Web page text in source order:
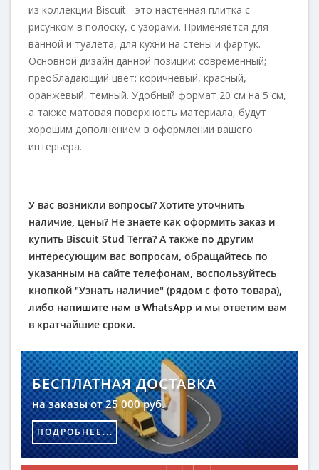
из коллекции Biscuit - это настенная плитка с
рисунком в полоску, с узорами. Применяется для
ванной и туалета, для кухни на стены и фартук.
Основной дизайн данной позиции: современный;
преобладающий цвет: коричневый, красный,
оранжевый, темный. Удобный формат 20 см на 5 см,
а также матовая поверхность материала, будут
хорошим дополнением в оформлении вашего
интерьера.
У вас возникли вопросы? Хотите уточнить
наличие, цены? Не знаете как оформить заказ и
купить Biscuit Stud Terra? А также по другим
интересующим вас вопросам, обращайтесь по
указанным на сайте телефонам, воспользуйтесь
кнопкой "Узнать наличие" (рядом с фото товара),
либо напишите нам в WhatsApp и мы ответим вам
в кратчайшие сроки.
БЕСПЛАТНАЯ ДОСТАВКА
на заказы от 25 000 руб.
ПОДРОБНЕЕ...